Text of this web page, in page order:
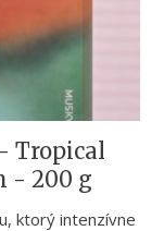
Tropical
- 200 g
ktorý intenzívne